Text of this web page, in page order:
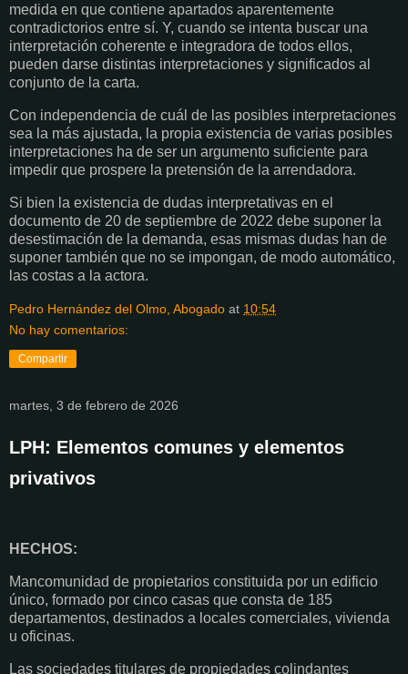
medida en que contiene apartados aparentemente
contradictorios entre sí. Y, cuando se intenta buscar una
interpretación coherente e integradora de todos ellos,
pueden darse distintas interpretaciones y significados al
conjunto de la carta.
Con independencia de cuál de las posibles interpretaciones
sea la más ajustada, la propia existencia de varias posibles
interpretaciones ha de ser un argumento suficiente para
impedir que prospere la pretensión de la arrendadora.
Si bien la existencia de dudas interpretativas en el
documento de 20 de septiembre de 2022 debe suponer la
desestimación de la demanda, esas mismas dudas han de
suponer también que no se impongan, de modo automático,
las costas a la actora.
Pedro Hernández del Olmo, Abogado at 10:54
No hay comentarios:
Compartir
martes, 3 de febrero de 2026
LPH: Elementos comunes y elementos
privativos
HECHOS:
Mancomunidad de propietarios constituida por un edificio
único, formado por cinco casas que consta de 185
departamentos, destinados a locales comerciales, vivienda
u oficinas.
Las sociedades titulares de propiedades colindantes